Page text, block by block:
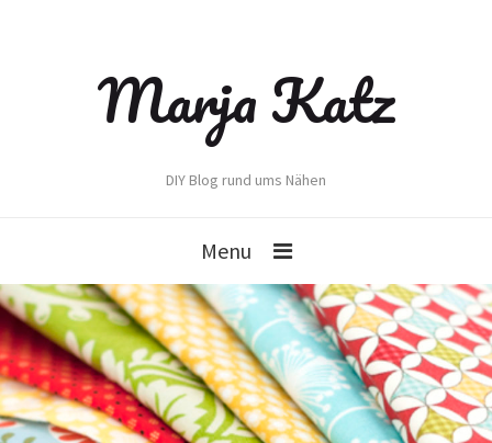
Marja Katz
DIY Blog rund ums Nähen
Menu